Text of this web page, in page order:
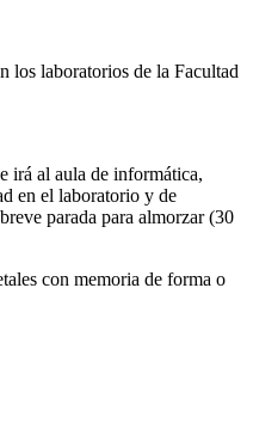
los laboratorios de la Facultad
irá al aula de informática,
en el laboratorio y de
parada para almorzar (30
con memoria de forma o